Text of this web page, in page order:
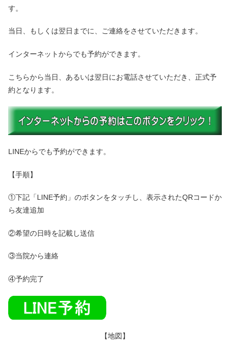
す。
当日、もしくは翌日までに、ご連絡をさせていただきます。
インターネットからでも予約ができます。
こちらから当日、あるいは翌日にお電話させていただき、正式予
約となります。
LINEからでも予約ができます。
【手順】
①下記「LINE予約」のボタンをタッチし、表示されたQRコードか
ら友達追加
②希望の日時を記載し送信
③当院から連絡
④予約完了
【地図】